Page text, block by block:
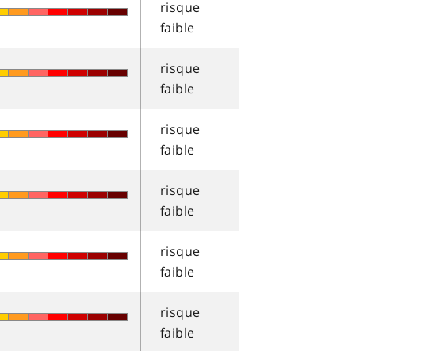
risque
faible
risque
faible
risque
faible
risque
faible
risque
faible
risque
faible